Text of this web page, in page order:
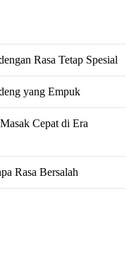
Rasa Tetap Spesial
yang Empuk
Cepat di Era
Rasa Bersalah